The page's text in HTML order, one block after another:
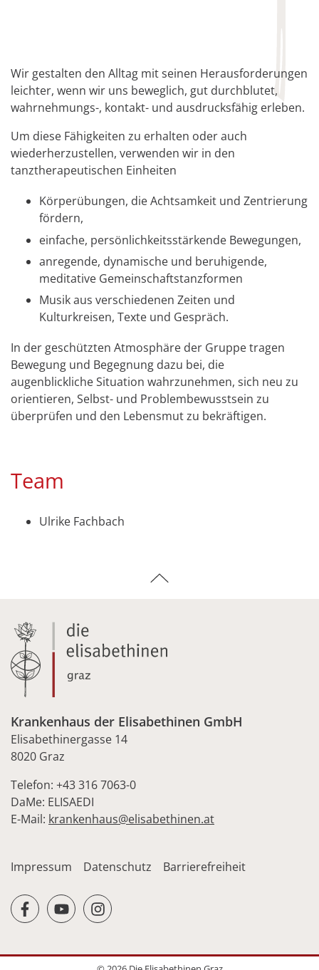
Wir gestalten den Alltag mit seinen Herausforderungen
leichter, wenn wir uns beweglich, gut durchblutet,
wahrnehmungs-, kontakt- und ausdrucksfähig erleben.
Um diese Fähigkeiten zu erhalten oder auch
wiederherzustellen, verwenden wir in den
tanztherapeutischen Einheiten
Körperübungen, die Achtsamkeit und Zentrierung
fördern,
einfache, persönlichkeitsstärkende Bewegungen,
anregende, dynamische und beruhigende,
meditative Gemeinschaftstanzformen
Musik aus verschiedenen Zeiten und
Kulturkreisen, Texte und Gespräch.
In der geschützten Atmosphäre der Gruppe tragen
Bewegung und Begegnung dazu bei, die
augenblickliche Situation wahrzunehmen, sich neu zu
orientieren, Selbst- und Problembewusstsein zu
überprüfen und den Lebensmut zu bekräftigen.
Team
Ulrike Fachbach
Krankenhaus der Elisabethinen GmbH
Elisabethinergasse 14
8020 Graz
Telefon: +43 316 7063-0
DaMe: ELISAEDI
E-Mail: krankenhaus@elisabethinen.at
Impressum Datenschutz Barrierefreiheit
facebookyoutubeinstagram